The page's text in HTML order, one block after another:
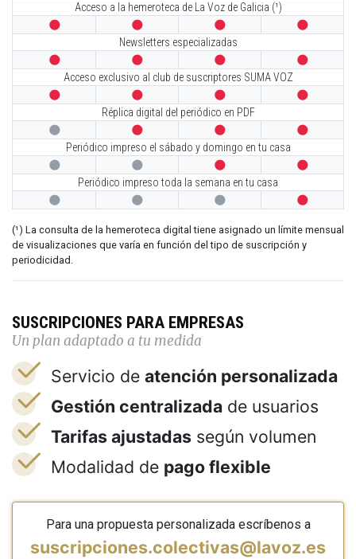
Acceso a la hemeroteca de La Voz de Galicia (¹)
   
Newsletters especializadas
   
Acceso exclusivo al club de suscriptores SUMA VOZ
   
Réplica digital del periódico en PDF
   
Periódico impreso el sábado y domingo en tu casa
   
Periódico impreso toda la semana en tu casa
   
(¹) La consulta de la hemeroteca digital tiene asignado un límite mensual
de visualizaciones que varía en función del tipo de suscripción y
periodicidad.
SUSCRIPCIONES PARA EMPRESAS
Un plan adaptado a tu medida
Servicio de atención personalizada
Gestión centralizada de usuarios
Tarifas ajustadas según volumen
Modalidad de pago flexible
Para una propuesta personalizada escríbenos a
suscripciones.colectivas@lavoz.es